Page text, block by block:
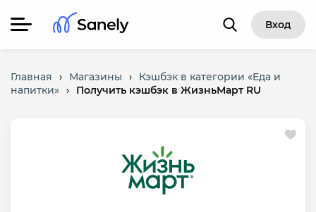
Вход
Главная › Магазины ›
Кэшбэк в категории «Еда и
напитки» › Получить кэшбэк в ЖизньМарт RU